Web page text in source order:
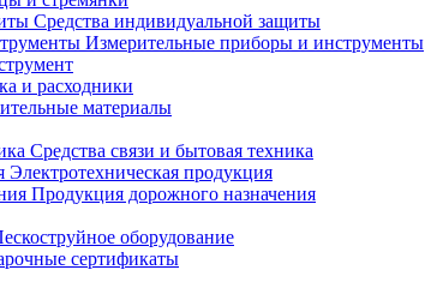
Средства индивидуальной защиты
Измерительные приборы и инструменты
и расходники
материалы
Средства связи и бытовая техника
Электротехническая продукция
Продукция дорожного назначения
оборудование
сертификаты